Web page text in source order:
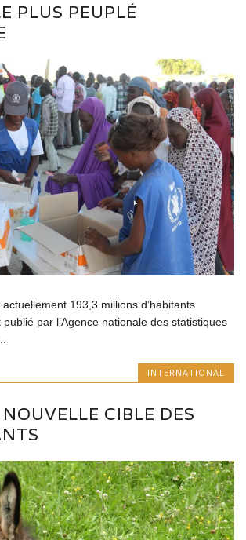
PLUS PEUPLÉ
193,3 millions d’habitants
publié par l’Agence nationale des statistiques
INTERNATIONAL
NOUVELLE CIBLE DES